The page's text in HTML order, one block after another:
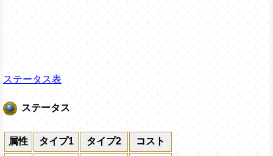
ステータス表
ステータス
属性 タイプ1 タイプ2 コスト